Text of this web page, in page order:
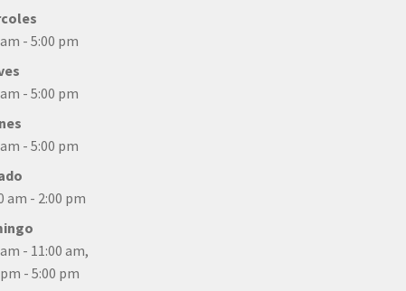
- 5:00 pm
- 5:00 pm
- 5:00 pm
am - 2:00 pm
- 11:00 am,
- 5:00 pm